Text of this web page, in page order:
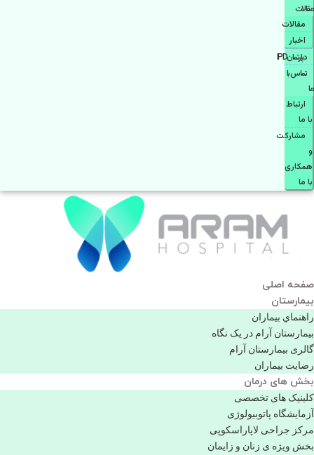
مقالات
مقالات
اخبار
دپارتمانIPD
تماس با
ما
ارتباط
با ما
مشاركت
و
همكاری
با ما
صفحه اصلی
بيمارستان
راهنماي بیماران
بیمارستان آرام در یک نگاه
گالری بیمارستان آرام
رضایت بیماران
بخش های درمان
کلینیک های تخصصی
آزمایشگاه پاتوبیولوژی
مرکز جراحی لاپاراسکوپی
بخش ویژه ی زنان و زایمان